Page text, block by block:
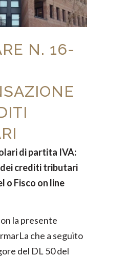
N. 16-
di partita IVA:
crediti tributari
o Fisco on line
la presente
che a seguito
del DL 50 del